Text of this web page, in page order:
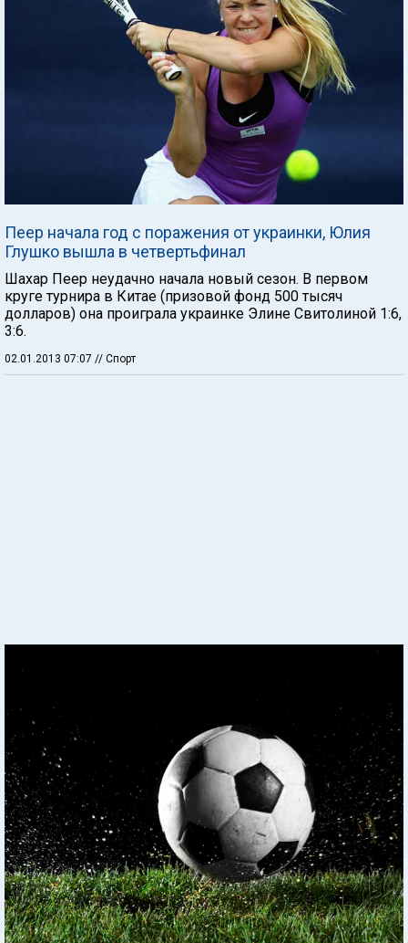
Пеер начала год с поражения от украинки, Юлия
Глушко вышла в четвертьфинал
Шахар Пеер неудачно начала новый сезон. В первом
круге турнира в Китае (призовой фонд 500 тысяч
долларов) она проиграла украинке Элине Свитолиной 1:6,
3:6.
02.01.2013 07:07 // Спорт